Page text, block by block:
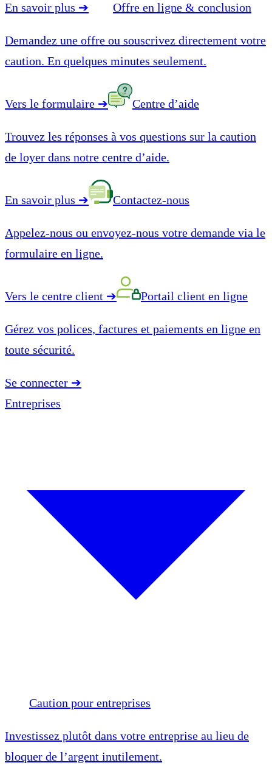
En savoir plus ➔ Offre en ligne & conclusion
Demandez une offre ou souscrivez directement votre
caution. En quelques minutes seulement.
Vers le formulaire ➔ Centre d’aide
Trouvez les réponses à vos questions sur la caution
de loyer dans notre centre d’aide.
En savoir plus ➔ Contactez-nous
Appelez-nous ou envoyez-nous votre demande via le
formulaire en ligne.
Vers le centre client ➔ Portail client en ligne
Gérez vos polices, factures et paiements en ligne en
toute sécurité.
Se connecter ➔
Entreprises
Caution pour entreprises
Investissez plutôt dans votre entreprise au lieu de
bloquer de l’argent inutilement.